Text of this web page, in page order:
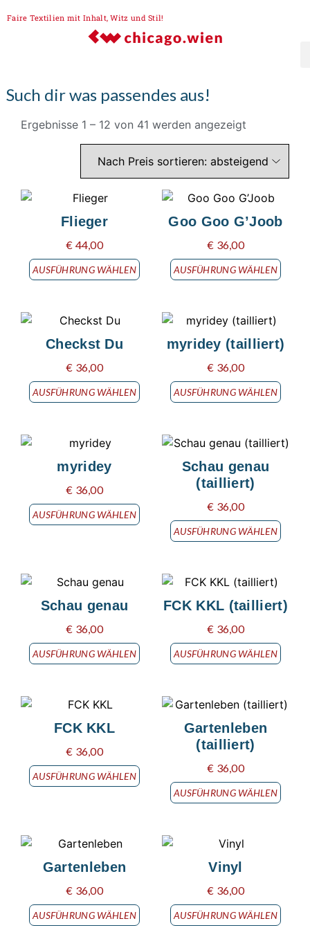
Faire Textilien mit Inhalt, Witz und Stil!
Such dir was passendes aus!
Ergebnisse 1 – 12 von 41 werden angezeigt
Flieger
€ 44,00
AUSFÜHRUNG WÄHLEN
Goo Goo G’Joob
€ 36,00
AUSFÜHRUNG WÄHLEN
Checkst Du
€ 36,00
AUSFÜHRUNG WÄHLEN
myridey (tailliert)
€ 36,00
AUSFÜHRUNG WÄHLEN
myridey
€ 36,00
AUSFÜHRUNG WÄHLEN
Schau genau
(tailliert)
€ 36,00
AUSFÜHRUNG WÄHLEN
Schau genau
€ 36,00
AUSFÜHRUNG WÄHLEN
FCK KKL (tailliert)
€ 36,00
AUSFÜHRUNG WÄHLEN
FCK KKL
€ 36,00
AUSFÜHRUNG WÄHLEN
Gartenleben
(tailliert)
€ 36,00
AUSFÜHRUNG WÄHLEN
Gartenleben
€ 36,00
AUSFÜHRUNG WÄHLEN
Vinyl
€ 36,00
AUSFÜHRUNG WÄHLEN